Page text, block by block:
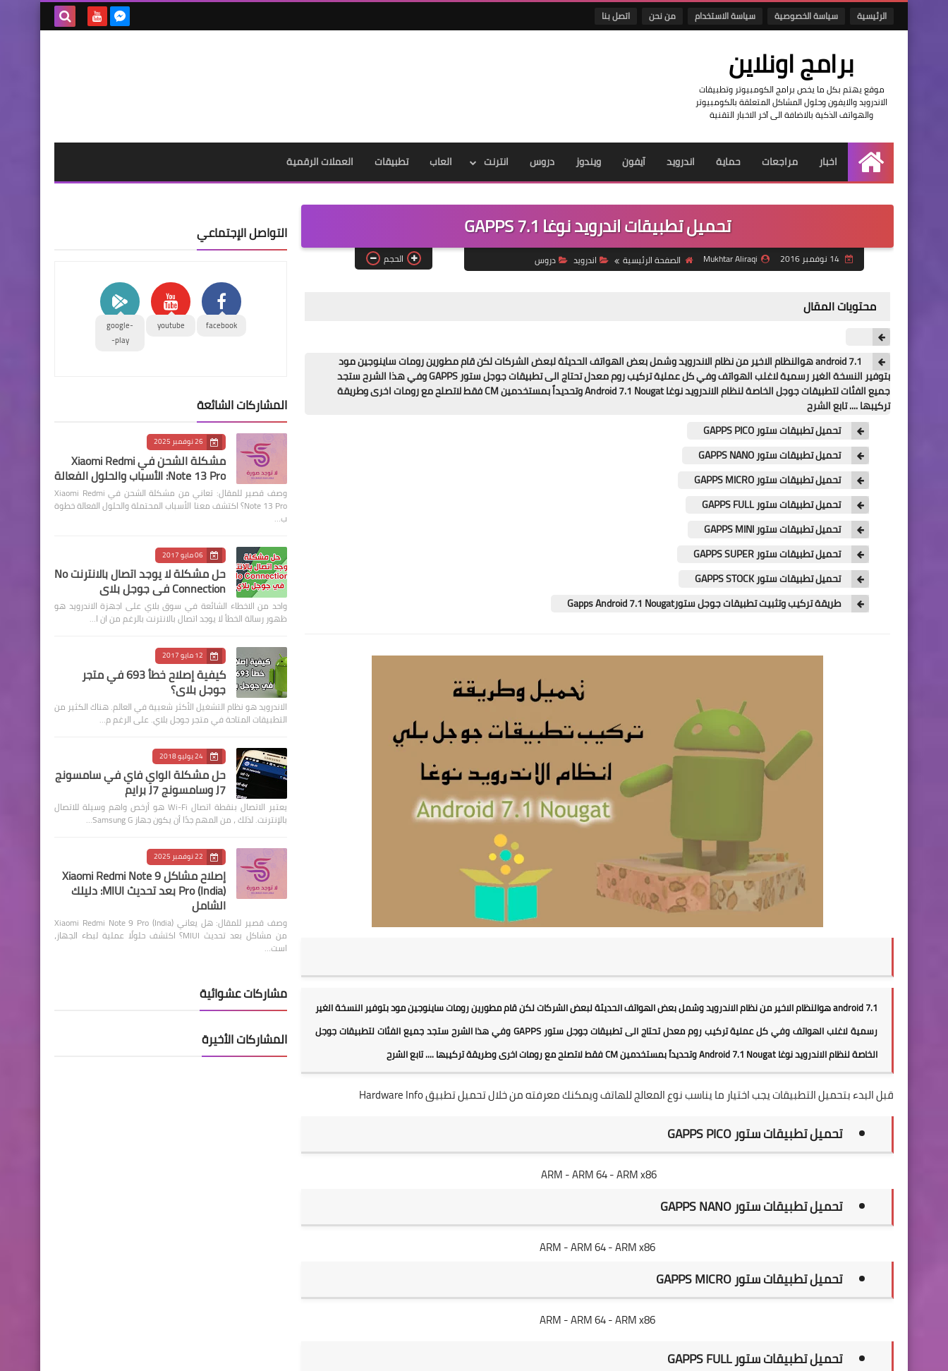
الرئيسية سياسة الخصوصية سياسة الاستخدام من نحن اتصل بنا
برامج اونلاين
موقع يهتم بكل ما يخص برامج الكومبيوتر وتطبيقات
الاندرويد والايفون وحلول المشاكل المتعلقة بالكومبيوتر
والهواتف الذكية بالاضافة الى آخر الاخبار التقنية
الرئيسية
اخبار مراجعات حماية اندرويد آيفون ويندوز دروس انترنت العاب تطبيقات العملات الرقمية
تحميل تطبيقات اندرويد نوغا 7.1 GAPPS
Mukhtar Aliraqi الصفحة الرئيسية اندرويد دروس الحجم
محتويات المقال
7.1 android هوالنظام الاخير من نظام الاندرويد وشمل بعض الهواتف الحديثة لبعض الشركات لكن قام مطورين رومات ساينوجين مود
بتوفير النسخة الغير رسمية لاغلب الهواتف وفي كل عملية تركيب روم معدل تحتاج الى تطبيقات جوجل ستور GAPPS وفي هذا الشرح ستجد
جميع الفئات لتطبيقات جوجل الخاصة لنظام الاندرويد نوغا Android 7.1 Nougat وتحديداً بمستخدمين CM فقط لاتصلح مع رومات اخرى وطريقة
تركيبها .... تابع الشرح
تحميل تطبيقات ستور GAPPS PICO
تحميل تطبيقات ستور GAPPS NANO
تحميل تطبيقات ستور GAPPS MICRO
تحميل تطبيقات ستور GAPPS FULL
تحميل تطبيقات ستور GAPPS MINI
تحميل تطبيقات ستور GAPPS SUPER
تحميل تطبيقات ستور GAPPS STOCK
طريقة تركيب وتثبيت تطبيقات جوجل ستورGapps Android 7.1 Nougat
7.1 android هوالنظام الاخير من نظام الاندرويد وشمل بعض الهواتف الحديثة لبعض الشركات لكن قام مطورين رومات ساينوجين مود بتوفير النسخة الغير
رسمية لاغلب الهواتف وفي كل عملية تركيب روم معدل تحتاج الى تطبيقات جوجل ستور GAPPS وفي هذا الشرح ستجد جميع الفئات لتطبيقات جوجل
الخاصة لنظام الاندرويد نوغاAndroid 7.1 Nougatوتحديداً بمستخدمين CM فقط لاتصلح مع رومات اخرى وطريقة تركيبها .... تابع الشرح
قبل البدء بتحميل التطبيقات يجب اختيار ما يناسب نوع المعالج للهاتف ويمكنك معرفته من خلال تحميل تطبيقHardware Info
تحميل تطبيقات ستور GAPPS PICO
ARM-ARM 64-ARM x86
تحميل تطبيقات ستور GAPPS NANO
ARM-ARM 64-ARM x86
تحميل تطبيقات ستور GAPPS MICRO
ARM-ARM 64-ARM x86
تحميل تطبيقات ستور GAPPS FULL
التواصل الإجتماعي
facebook
youtube
google-
play-
المشاركات الشائعة
26 نوفمبر 2025
مشكلة الشحن في Xiaomi Redmi
Note 13 Pro: الأسباب والحلول الفعالة
وصف قصير للمقال: تعاني من مشكلة الشحن في Xiaomi Redmi
Note 13 Pro؟ اكتشف معنا الأسباب المحتملة والحلول الفعالة خطوة
ب…
06 مايو 2017
حل مشكلة لا يوجد اتصال بالانترنت No
Connection في جوجل بلاي
واحد من الاخطاء الشائعة في سوق بلاي على اجهزة الاندرويد هو
ظهور رسالة الخطأ لا يوجد اتصال بالانترنت بالرغم من ان ا…
12 مايو 2017
كيفية إصلاح خطأ 693 في متجر
جوجل بلاي؟
الاندرويد هو نظام التشغيل الأكثر شعبية في العالم. هناك الكثير من
التطبيقات المتاحة في متجر جوجل بلاي. على الرغم م…
24 يوليو 2018
حل مشكلة الواي فاي في سامسونج
J7 وسامسونج J7 برايم
يعتبر الاتصال بنقطة اتصال Wi-Fi هو أرخص واهم وسيلة للاتصال
بالإنترنت. لذلك ، من المهم جدًا أن يكون جهاز Samsung G…
22 نوفمبر 2025
إصلاح مشاكل Xiaomi Redmi Note 9
Pro (India) بعد تحديث MIUI: دليلك
الشامل
وصف قصير للمقال: هل يعاني Xiaomi Redmi Note 9 Pro (India)
من مشاكل بعد تحديث MIUI؟ اكتشف حلولًا عملية لبطء الجهاز،
است…
مشاركات عشوائية
المشاركات الأخيرة